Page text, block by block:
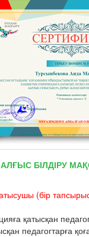
БІЛДІРУ
(бір
қатысқан
педагогтарға